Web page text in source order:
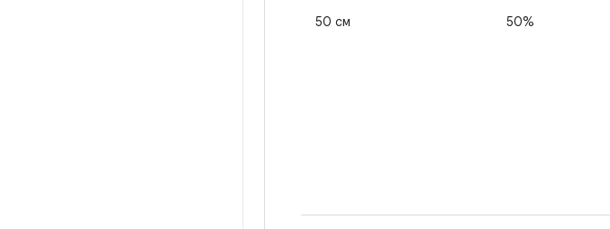
50 см 50%